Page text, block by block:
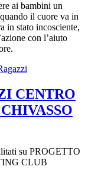
ai bambini un
il cuore va in
in stato incosciente,
con l’aiuto
CENTRO
su PROGETTO
CLUB